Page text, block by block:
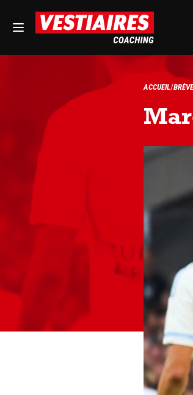
ACCUEIL BRÈVE